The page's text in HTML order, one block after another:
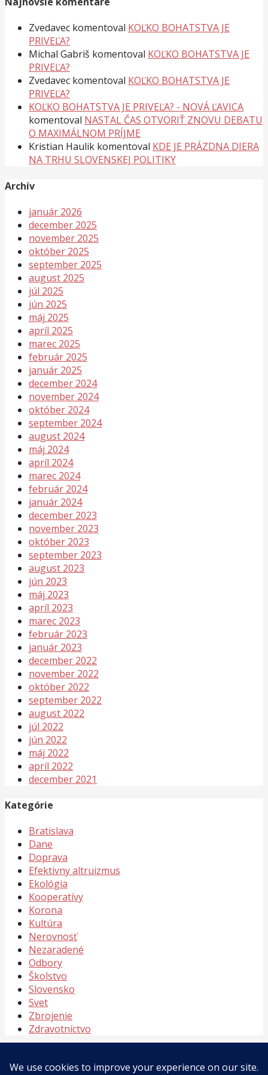
Zvedavec komentoval KOĽKO BOHATSTVA JE
PRIVEĽA?
Michal Gabriš komentoval KOĽKO BOHATSTVA JE
PRIVEĽA?
Zvedavec komentoval KOĽKO BOHATSTVA JE
PRIVEĽA?
KOĽKO BOHATSTVA JE PRIVEĽA? - NOVÁ ĽAVICA
komentoval NASTAL ČAS OTVORIŤ ZNOVU DEBATU
O MAXIMÁLNOM PRÍJME
Kristian Haulik komentoval KDE JE PRÁZDNA DIERA
NA TRHU SLOVENSKEJ POLITIKY
Archív
január 2026
december 2025
november 2025
október 2025
september 2025
august 2025
júl 2025
jún 2025
máj 2025
apríl 2025
marec 2025
február 2025
január 2025
december 2024
november 2024
október 2024
september 2024
august 2024
máj 2024
apríl 2024
marec 2024
február 2024
január 2024
december 2023
november 2023
október 2023
september 2023
august 2023
jún 2023
máj 2023
apríl 2023
marec 2023
február 2023
január 2023
december 2022
november 2022
október 2022
september 2022
august 2022
júl 2022
jún 2022
máj 2022
apríl 2022
december 2021
Kategórie
Bratislava
Dane
Doprava
Efektivny altruizmus
Ekológia
Kooperatívy
Korona
Kultúra
Nerovnosť
Nezaradené
Odbory
Školstvo
Slovensko
Svet
Zbrojenie
Zdravotníctvo